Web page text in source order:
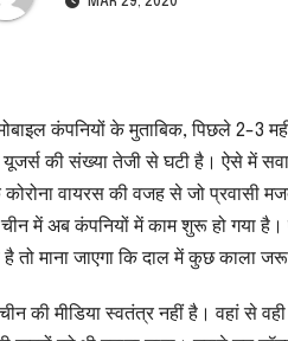
कंपनियों के मुताबिक, पिछले 2-3
की संख्या तेजी से घटी है। ऐसे में
कोरोना वायरस की वजह से जो प्रवासी
चीन में अब कंपनियों में काम शुरू हो गया
है तो माना जाएगा कि दाल में कुछ काला
की मीडिया स्वतंत्र नहीं है। वहां से